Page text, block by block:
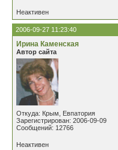
Неактивен
2006-09-27 11:23:40
Ирина Каменская
Автор сайта
Откуда: Крым, Евпатория
Зарегистрирован: 2006-09-09
Сообщений: 12766
Неактивен